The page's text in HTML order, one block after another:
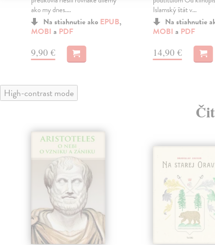
ako my dnes....
Na stiahnutie ako EPUB,
MOBI a PDF
9,90 €
Islamský štát v...
Na stiahnutie
MOBI a PDF
14,90 €
High-contrast mode